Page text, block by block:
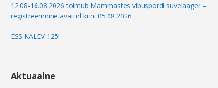
12.08-16.08.2026 toimub Mammastes vibuspordi suvelaager –
registreerimine avatud kuni 05.08.2026
ESS KALEV 125!
Aktuaalne